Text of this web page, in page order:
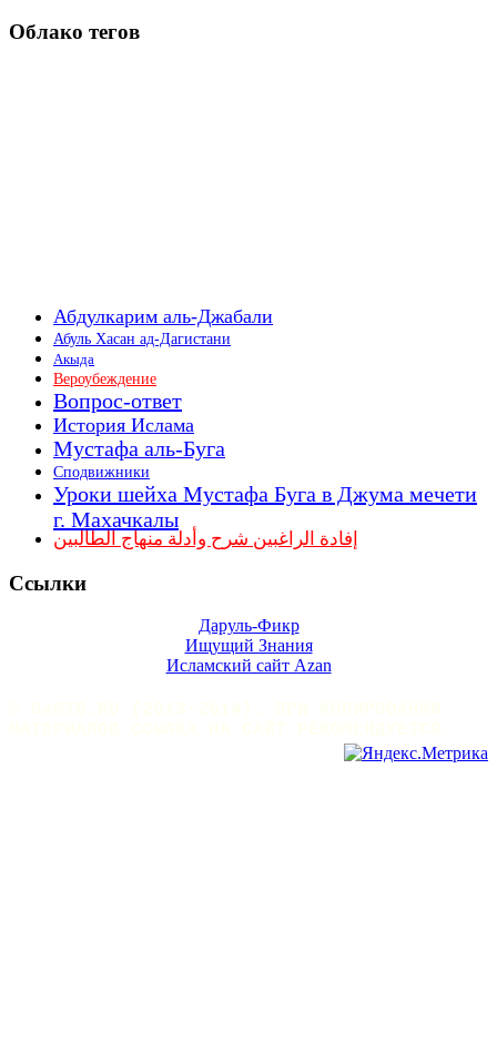
Облако тегов
Абдулкарим аль-Джабали
Абуль Хасан ад-Дагистани
Акыда
Вероубеждение
Вопрос-ответ
История Ислама
Мустафа аль-Буга
Сподвижники
Уроки шейха Мустафа Буга в Джума мечети
г. Махачкалы
إفادة الراغبين شرح وأدلة منهاج الطالبين
Ссылки
Даруль-Фикр
Ищущий Знания
Исламский сайт Azan